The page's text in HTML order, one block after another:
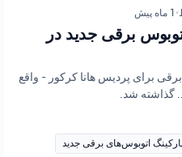
• 1 ماه پیش
برقی جدید در
برای پردیس هانا کرکور - واقع
گذاشته شد.
اتوبوس‌های برقی جدید